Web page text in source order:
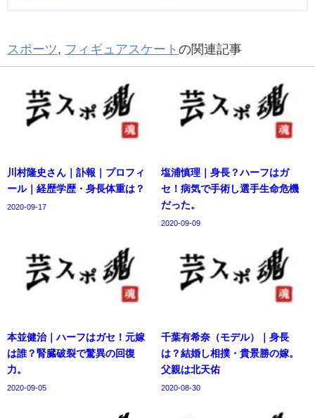
スポーツ, フィギュアスケート の関連記事
川村隆史さん｜訃報｜プロフィ
ール｜経歴学歴・身長体重は？
2020-09-17
塩浦慎理｜身長？ハーフはガ
セ！病気で手術し選手生命危機
だった。
2020-09-09
本並健治｜ハーフはガセ！元嫁
は誰？腎臓破裂で驚異の回復
力。
2020-09-05
千葉有希奈（モデル）｜身長
は？結婚し相撲・貴景勝の嫁。
父親は北天佑
2020-08-30